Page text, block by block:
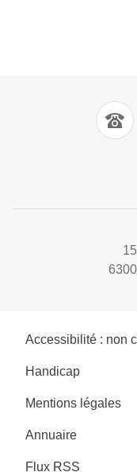
Accessibilité : non
Handicap
Mentions légales
Annuaire
Flux RSS